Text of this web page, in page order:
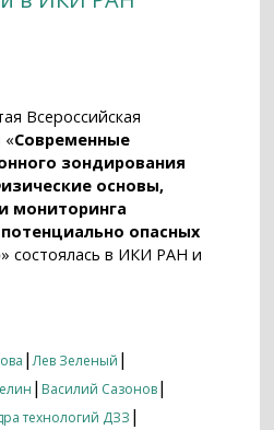
Всероссийская
«Современные
зондирования
основы,
мониторинга
опасных
» состоялась в ИКИ РАН и
обсудили в ИКИ РАН
|Лев Зеленый |
| Василий Сазонов|
технологий ДЗЗ |